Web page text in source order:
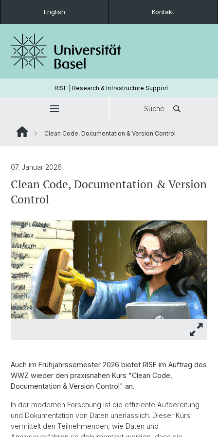
English Kontakt
RISE | Research & Infrastructure Support
Suche
Clean Code, Documentation & Version Control
07. Januar 2026
Clean Code, Documentation & Version
Control
Auch im Frühjahrssemester 2026 bietet RISE im Auftrag des
WWZ wieder den praxisnahen Kurs "Clean Code,
Documentation & Version Control" an.
In der modernen Forschung ist die effiziente Aufbereitung
und Dokumentation von Daten unerlässlich. Dieser Kurs
vermittelt den Teilnehmenden, wie Daten und